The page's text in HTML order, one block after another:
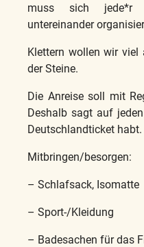
muss sich jede*r
untereinander
Klettern wollen wir viel
der Steine.
Die Anreise soll mit
Deshalb sagt auf
Deutschlandticket habt.
Mitbringen/besorgen:
– Schlafsack, Isomatte
– Sport-/Kleidung
– Badesachen für das